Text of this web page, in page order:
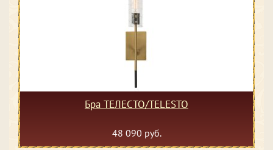
Бра ТЕЛЕСТО/TELESTO
48 090 руб.